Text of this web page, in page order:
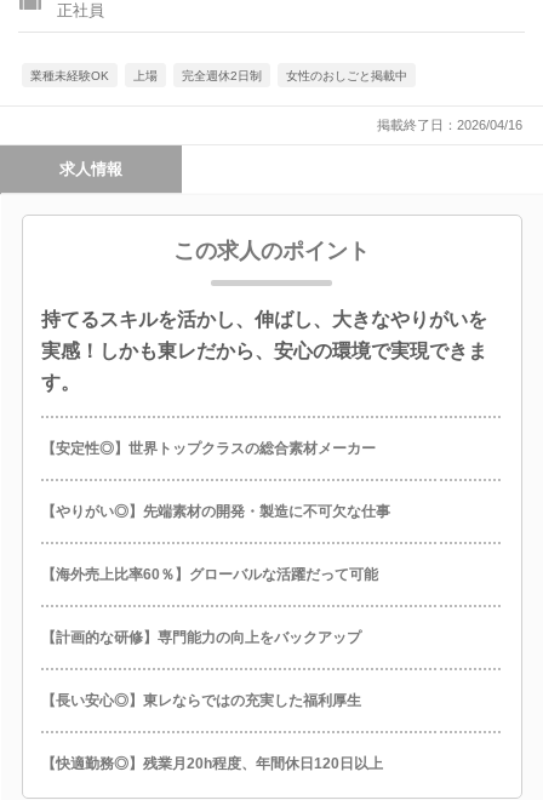
正社員
業種未経験OK 上場 完全週休2日制 女性のおしごと掲載中
掲載終了日：2026/04/16
求人情報
この求人のポイント
持てるスキルを活かし、伸ばし、大きなやりがいを
実感！しかも東レだから、安心の環境で実現できま
す。
【安定性◎】世界トップクラスの総合素材メーカー
【やりがい◎】先端素材の開発・製造に不可欠な仕事
【海外売上比率60％】グローバルな活躍だって可能
【計画的な研修】専門能力の向上をバックアップ
【長い安心◎】東レならではの充実した福利厚生
【快適勤務◎】残業月20h程度、年間休日120日以上